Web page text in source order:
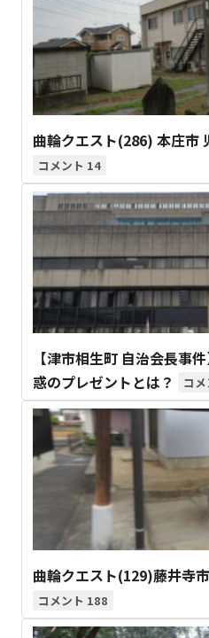
曲輪クエスト(286) 本庄市
14
【津市相生町 自治会長事
惑のプレゼントとは？
曲輪クエスト(129)藤井寺
188